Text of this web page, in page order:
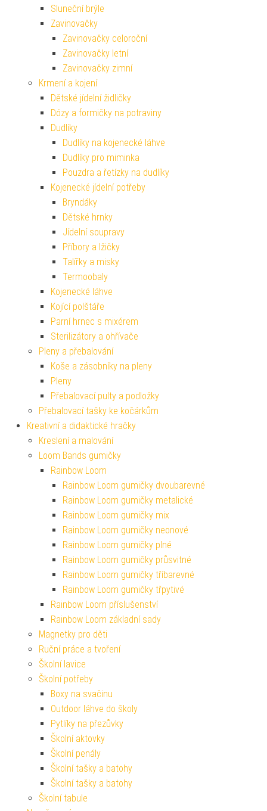
Sluneční brýle
Zavinovačky
Zavinovačky celoroční
Zavinovačky letní
Zavinovačky zimní
Krmení a kojení
Dětské jídelní židličky
Dózy a formičky na potraviny
Dudlíky
Dudlíky na kojenecké láhve
Dudlíky pro miminka
Pouzdra a řetízky na dudlíky
Kojenecké jídelní potřeby
Bryndáky
Dětské hrnky
Jídelní soupravy
Příbory a lžičky
Talířky a misky
Termoobaly
Kojenecké láhve
Kojící polštáře
Parní hrnec s mixérem
Sterilizátory a ohřívače
Pleny a přebalování
Koše a zásobníky na pleny
Pleny
Přebalovací pulty a podložky
Přebalovací tašky ke kočárkům
Kreativní a didaktické hračky
Kreslení a malování
Loom Bands gumičky
Rainbow Loom
Rainbow Loom gumičky dvoubarevné
Rainbow Loom gumičky metalické
Rainbow Loom gumičky mix
Rainbow Loom gumičky neonové
Rainbow Loom gumičky plné
Rainbow Loom gumičky průsvitné
Rainbow Loom gumičky tříbarevné
Rainbow Loom gumičky třpytivé
Rainbow Loom příslušenství
Rainbow Loom základní sady
Magnetky pro děti
Ruční práce a tvoření
Školní lavice
Školní potřeby
Boxy na svačinu
Outdoor láhve do školy
Pytlíky na přezůvky
Školní aktovky
Školní penály
Školní tašky a batohy
Školní tašky a batohy
Školní tabule